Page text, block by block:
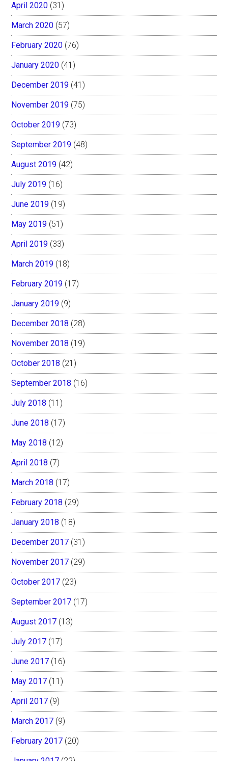
April 2020 (31)
March 2020 (57)
February 2020 (76)
January 2020 (41)
December 2019 (41)
November 2019 (75)
October 2019 (73)
September 2019 (48)
August 2019 (42)
July 2019 (16)
June 2019 (19)
May 2019 (51)
April 2019 (33)
March 2019 (18)
February 2019 (17)
January 2019 (9)
December 2018 (28)
November 2018 (19)
October 2018 (21)
September 2018 (16)
July 2018 (11)
June 2018 (17)
May 2018 (12)
April 2018 (7)
March 2018 (17)
February 2018 (29)
January 2018 (18)
December 2017 (31)
November 2017 (29)
October 2017 (23)
September 2017 (17)
August 2017 (13)
July 2017 (17)
June 2017 (16)
May 2017 (11)
April 2017 (9)
March 2017 (9)
February 2017 (20)